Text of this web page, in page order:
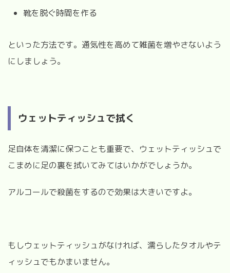
靴を脱ぐ時間を作る
といった方法です。 通気性を高めて雑菌を増やさないよう
にしましょう。
ウェットティッシュで拭く
足自体を清潔に保つことも重要で、ウェットティッシュで
こまめに足の裏を拭いてみてはいかがでしょうか。
アルコールで殺菌をするので効果は大きいですよ。
もしウェットティッシュがなければ、濡らしたタオルやテ
ィッシュでもかまいません。